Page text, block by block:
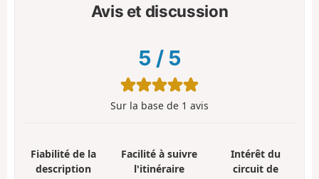
Avis et discussion
5 / 5
Sur la base de 1 avis
Fiabilité de la
description
Facilité à suivre
l'itinéraire
Intérêt du
circuit de